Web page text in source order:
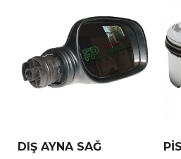
DIŞ AYNA SAĞ